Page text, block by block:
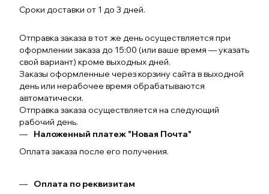
Сроки доставки от 1 до 3 дней.
Отправка заказа в тот же день осуществляется при
оформлении заказа до 15:00 (или ваше время — указать
свой вариант) кроме выходных дней.
Заказы оформленные через корзину сайта в выходной
день или нерабочее время обрабатываются
автоматически.
Отправка заказа осуществляется на следующий
рабочий день.
Наложенный платеж "Новая Почта"
Оплата заказа после его получения.
Оплата по реквизитам